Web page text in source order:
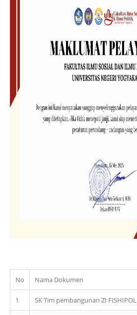
No Nama Dokumen
1 SK Tim pembangunan ZI FISHIPOL